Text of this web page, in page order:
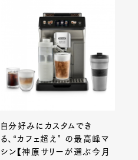
自分好みにカスタムでき
る、“カフェ超え” の最高峰マ
シン【神原サリーが選ぶ今月